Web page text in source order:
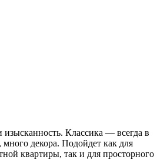
Классика — всегда в
декора. Подойдет как для
квартиры, так и для просторного